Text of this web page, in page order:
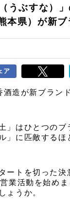
うぶすな）
本県）が新
ア
造が新ブラン
」はひとつの
」に匹敵する
ートを切った
業活動を始め
ょうか。